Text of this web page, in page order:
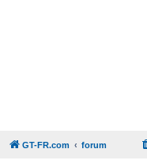
GT-FR.com forum